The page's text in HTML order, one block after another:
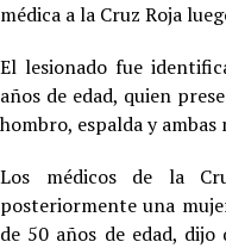
médica a la Cruz Roja
El lesionado fue
años de edad, quien
hombro, espalda y ambas
Los médicos de la
posteriormente una
de 50 años de edad,